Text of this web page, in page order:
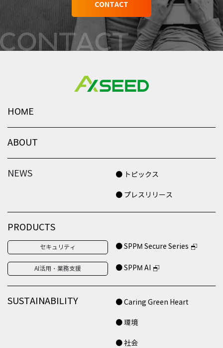
CONTACT
HOME
ABOUT
NEWS ● トピックス
● プレスリリース
PRODUCTS
セキュリティ ● SPPM Secure Series
AI活用・業務支援 ● SPPM AI
SUSTAINABILITY ● Caring Green Heart
● 環境
● 社会